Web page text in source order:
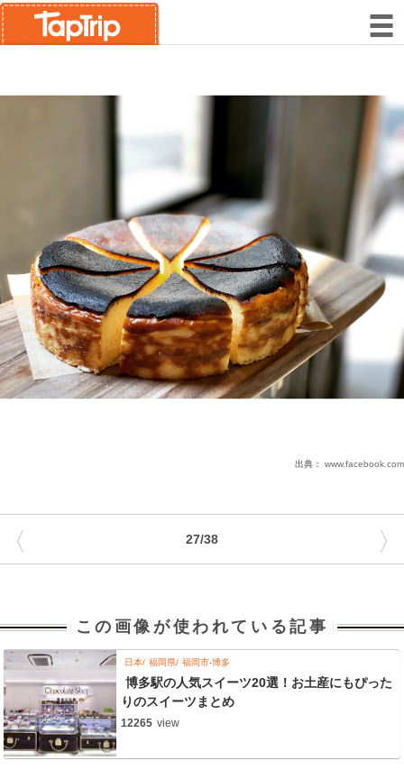
出典： www.facebook.com
27/38
〈 〉
この画像が使われている記事
日本 福岡県 福岡市-博多
博多駅の人気スイーツ20選！お土産にもぴった
りのスイーツまとめ
12265 view